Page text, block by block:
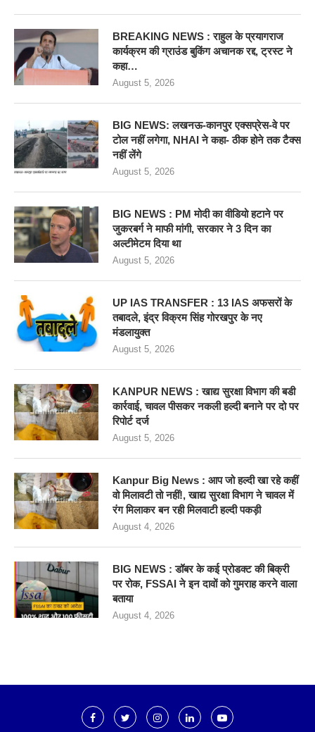
BREAKING NEWS : राहुल के प्रयागराज
कार्यक्रम की ग्राउंड बुकिंग अचानक रद्द, ट्रस्ट ने
कहा…
August 5, 2026
BIG NEWS: लखनऊ-कानपुर एक्सप्रेस-वे पर
टोल नहीं लगेगा, NHAI ने कहा- ठीक होने तक टैक्स
नहीं लेंगे
August 5, 2026
BIG NEWS : PM मोदी का वीडियो हटाने पर
जुकरबर्ग ने माफी मांगी, सरकार ने 3 दिन का
अल्टीमेटम दिया था
August 5, 2026
UP IAS TRANSFER : 13 IAS अफसरों के
तबादले, इंद्र विक्रम सिंह गोरखपुर के नए
मंडलायुक्त
August 5, 2026
KANPUR NEWS : खाद्य सुरक्षा विभाग की बडी
कार्रवाई, चावल पीसकर नकली हल्दी बनाने पर दो पर
रिपोर्ट दर्ज
August 5, 2026
Kanpur Big News : आप जो हल्दी खा रहे कहीं
वो मिलावटी तो नहीं!, खाद्य सुरक्षा विभाग ने चावल में
रंग मिलाकर बन रही मिलवाटी हल्दी पकड़ी
August 4, 2026
BIG NEWS : डॉबर के कई प्रोडक्ट की बिक्री
पर रोक, FSSAI ने इन दावों को गुमराह करने वाला
बताया
August 4, 2026